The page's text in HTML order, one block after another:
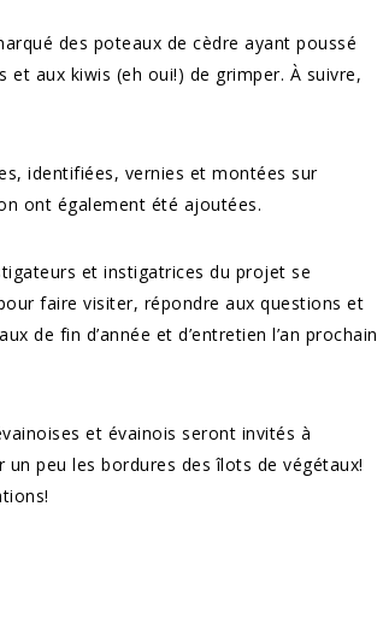
des poteaux de cèdre ayant poussé
aux kiwis (eh oui!) de grimper. À suivre,
identifiées, vernies et montées sur
ont également été ajoutées.
et instigatrices du projet se
faire visiter, répondre aux questions et
de fin d’année et d’entretien l’an prochain
et évainois seront invités à
peu les bordures des îlots de végétaux!